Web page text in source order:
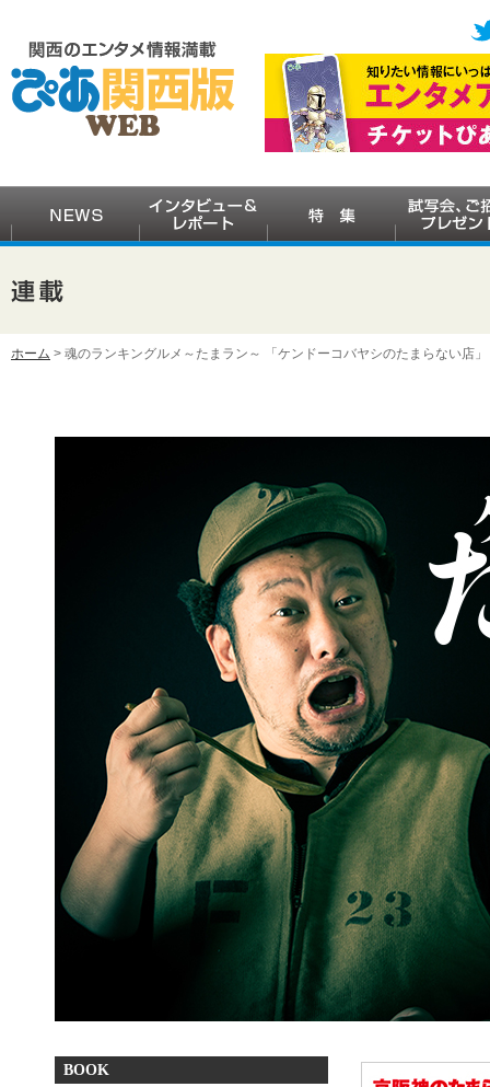
ホーム > 魂のランキングルメ～たまラン～ 「ケンドーコバヤシのたまらない店」
BOOK